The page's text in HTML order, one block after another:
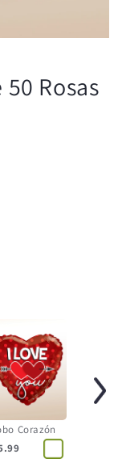
Rosas
Corazón